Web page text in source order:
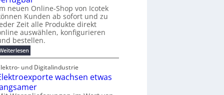
t
m
e
n
t
j
a
h
r
2
0
2
6
o
C
E
O
f
ü
r
S
t
r
m
e
b
i
n
e
t
f
ü
r
n
d
s
neuen Online-Shop von Icotek
Kunden ab sofort und zu
Zeit alle Produkte direkt
auswählen, konfigurieren
bestellen.
:
N
e
u
e
r
O
und Digitalindustrie
wachsen etwas